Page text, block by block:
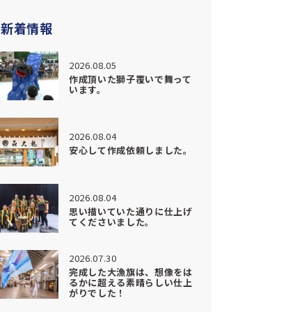
新着情報
2026.08.05
作成頂いた獅子覆いで舞って
います。
2026.08.04
安心して作成依頼しました。
2026.08.04
思い描いていた通りに仕上げ
てくださいました。
2026.07.30
完成した大漁旗は、想像をは
るかに超える素晴らしい仕上
がりでした！